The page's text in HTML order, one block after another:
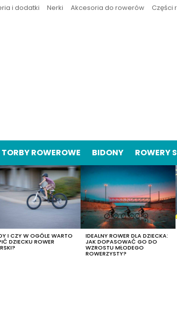
i dodatki Nerki Akcesoria do rowerów Części
TORBY ROWEROWE BIDONY ROWERY
I CZY W OGÓLE WARTO
DZIECKU ROWER
IDEALNY ROWER DLA DZIECKA:
JAK DOPASOWAĆ GO DO
WZROSTU MŁODEGO
ROWERZYSTY?